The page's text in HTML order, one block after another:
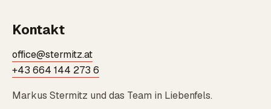
Kontakt
office@stermitz.at
+43 664 144 273 6
Markus Stermitz und das Team in Liebenfels.